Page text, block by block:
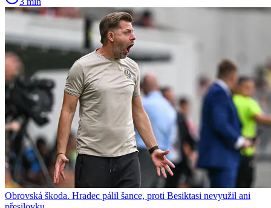
Obrovská škoda. Hradec pálil šance, proti Besiktasi nevyužil ani